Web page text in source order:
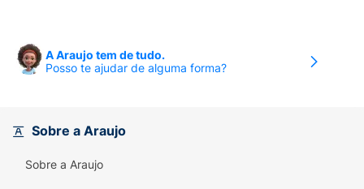
A Araujo tem de tudo.
Posso te ajudar de alguma forma?
Sobre a Araujo
Sobre a Araujo